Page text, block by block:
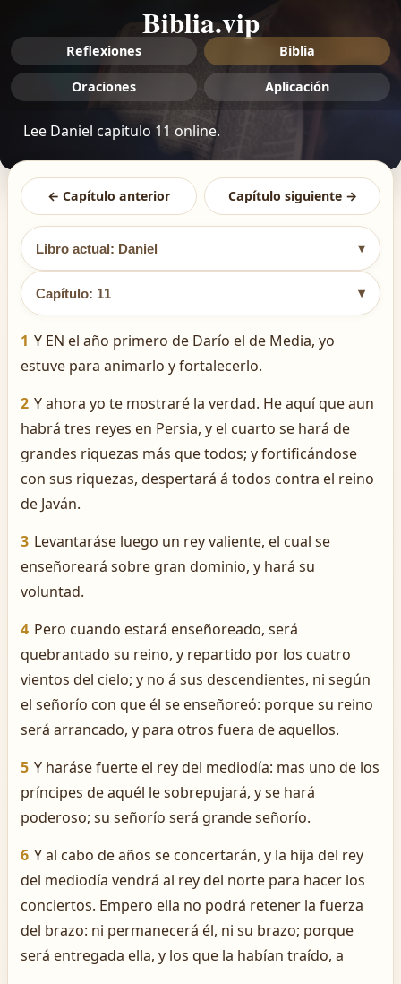
Biblia.vip
Reflexiones Biblia
Oraciones Aplicación
Lee Daniel capitulo 11 online.
← Capítulo anterior Capítulo siguiente →
Libro actual: Daniel ▾
Capítulo: 11 ▾
1 Y EN el año primero de Darío el de Media, yo
estuve para animarlo y fortalecerlo.
2 Y ahora yo te mostraré la verdad. He aquí que aun
habrá tres reyes en Persia, y el cuarto se hará de
grandes riquezas más que todos; y fortificándose
con sus riquezas, despertará á todos contra el reino
de Javán.
3 Levantaráse luego un rey valiente, el cual se
enseñoreará sobre gran dominio, y hará su
voluntad.
4 Pero cuando estará enseñoreado, será
quebrantado su reino, y repartido por los cuatro
vientos del cielo; y no á sus descendientes, ni según
el señorío con que él se enseñoreó: porque su reino
será arrancado, y para otros fuera de aquellos.
5 Y haráse fuerte el rey del mediodía: mas uno de los
príncipes de aquél le sobrepujará, y se hará
poderoso; su señorío será grande señorío.
6 Y al cabo de años se concertarán, y la hija del rey
del mediodía vendrá al rey del norte para hacer los
conciertos. Empero ella no podrá retener la fuerza
del brazo: ni permanecerá él, ni su brazo; porque
será entregada ella, y los que la habían traído, a